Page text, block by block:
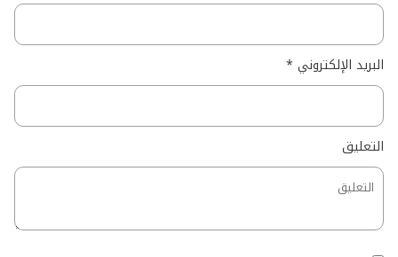
التعليق
البريد الإلكتروني *